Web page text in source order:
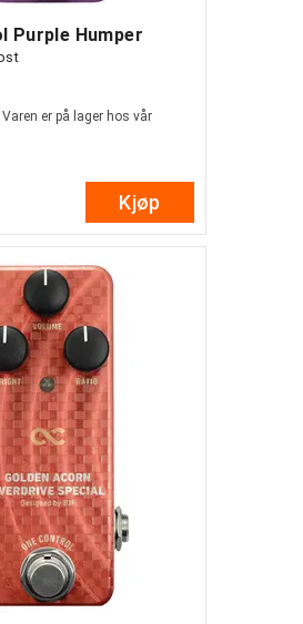
Purple Humper
er på lager hos vår
Kjøp